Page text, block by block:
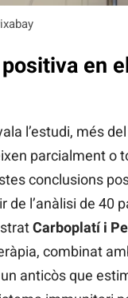
en
l’estudi, més
parcialment o
conclusions
de l’anàlisi de 40
Carboplatí i
combinat
anticòs que